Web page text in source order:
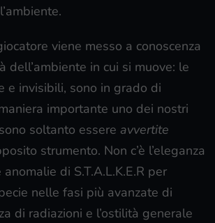
viene messo a conoscenza
dell’ambiente in cui si muove: le
e invisibili, sono in grado di
importante uno dei nostri
soltanto essere avvertite
strumento. Non c’è l’eleganza
di S.T.A.L.K.E.R per
nelle fasi più avanzate di
di radiazioni e l’ostilità generale